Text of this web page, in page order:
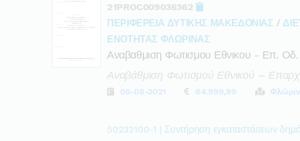
21PROC009036362
ΠΕΡΙΦΕΡΕΙΑ ΔΥΤΙΚΗΣ ΜΑΚΕΔΟΝΙΑΣ /
ΕΝΟΤΗΤΑΣ ΦΛΩΡΙΝΑΣ
Αναβαθμιση Φωτισμου Εθνικου - Επ. Οδ.
Αναβάθμιση Φωτισμού Εθνικού –
05-08-2021 64.999,99
50232100-1 | Συντήρηση εγκαταστάσεων